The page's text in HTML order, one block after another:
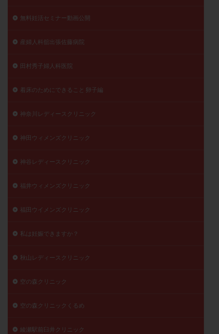
無料妊活セミナー動画公開
産婦人科舘出張佐藤病院
田村秀子婦人科医院
着床のためにできること 卵子編
神奈川レディースクリニック
神田ウィメンズクリニック
神谷レディースクリニック
福井ウィメンズクリニック
福田ウイメンズクリニック
私は妊娠できますか？
秋山レディースクリニック
空の森クリニック
空の森クリニックくるめ
綾瀬駅前臼井クリニック